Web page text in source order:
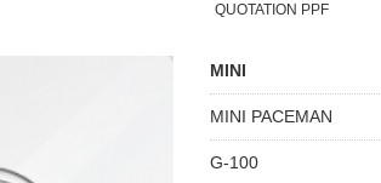
QUOTATION PPF
MINI
MINI PACEMAN
G-100